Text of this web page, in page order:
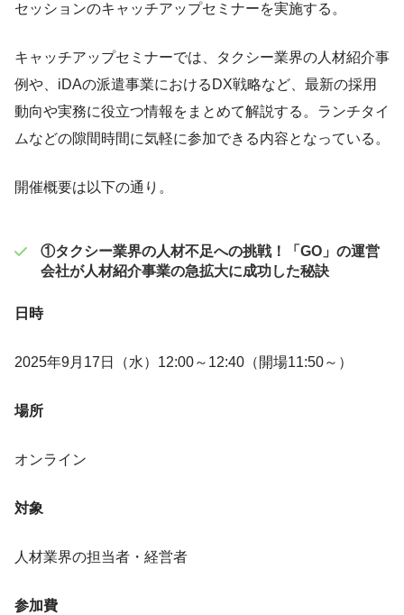
セッションのキャッチアップセミナーを実施する。
キャッチアップセミナーでは、タクシー業界の人材紹介事
例や、iDAの派遣事業におけるDX戦略など、最新の採用
動向や実務に役立つ情報をまとめて解説する。ランチタイ
ムなどの隙間時間に気軽に参加できる内容となっている。
開催概要は以下の通り。
①タクシー業界の人材不足への挑戦！「GO」の運営
会社が人材紹介事業の急拡大に成功した秘訣
日時
2025年9月17日（水）12:00～12:40（開場11:50～）
場所
オンライン
対象
人材業界の担当者・経営者
参加費